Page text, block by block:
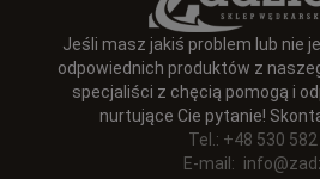
Jeśli masz jakiś problem lub nie
odpowiednich produktów z
specjaliści z chęcią pomogą i
nurtujące Cie pytanie!
Tel.: +48 530
E-mail: